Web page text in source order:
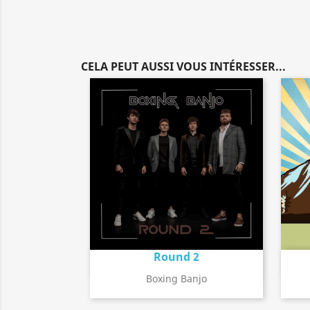
CELA PEUT AUSSI VOUS INTÉRESSER...
Round 2
Boxing Banjo
Détail de l'album